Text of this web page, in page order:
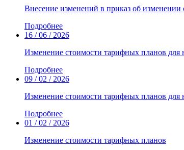
Внесение изменений в приказ об
Подробнее
16 / 06 / 2026
Изменение стоимости тарифных планов
Подробнее
09 / 02 / 2026
Изменение стоимости тарифных планов
Подробнее
01 / 02 / 2026
Изменение стоимости тарифных планов